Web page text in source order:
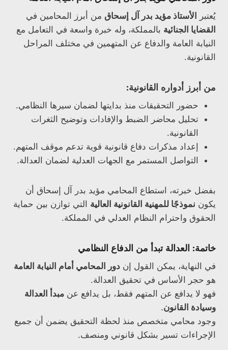
يُعتبر الأستاذ مؤيد بدر آل إسحاق من أبرز المحامين في
القضايا الجنائية بالمملكة، وله خبرة واسعة في التعامل مع
النيابة العامة والدفاع عن المتهمين في مختلف المراحل
القانونية.
من أبرز أدواره القانونية:
حضور التحقيقات منذ بدايتها لضمان سيرها النظامي.
تحليل محاضر الضبط والإفادات وتوضيح الثغرات
القانونية.
إعداد مذكرات دفاع قانونية قوية تدعم موقف المتهم.
التواصل المستمر مع الجهات العدلية لضمان العدالة.
بفضل خبرته، استطاع المحامي مؤيد بدر آل إسحاق أن
يكون نموذجًا للمهنية القانونية العالية التي توازن بين حماية
الحقوق واحترام النظام العدلي في المملكة.
خاتمة: العدالة تبدأ من الدفاع النظامي
في النهاية، يمكن القول إن دور المحامي أمام النيابة العامة
هو حجر الأساس في تحقيق العدالة.
فهو لا يدافع عن المتهم فقط، بل يدافع عن مبدأ العدالة
وسيادة القانون.
وجود محامي متخصص منذ لحظة التحقيق يضمن أن جميع
الإجراءات تسير بشكل قانوني ومنصف.